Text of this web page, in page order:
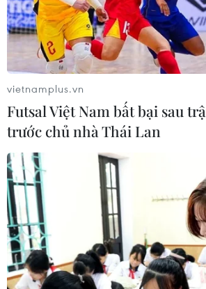
Trường Trung học Phổ thông
ngày thầy luân chuyển về
Phổ thông Trà Ôn là minh
những tình cảm đáng quý
#Long An
#Học sinh vùng sâu
#Trường Trung học Phổ thông Trà Ôn
#Huyện Trà Ôn
Vĩnh Long
Theo dõi VietnamPlus
vietnamplus.vn
Futsal Việt Nam bất bại sau
trước chủ nhà Thái Lan